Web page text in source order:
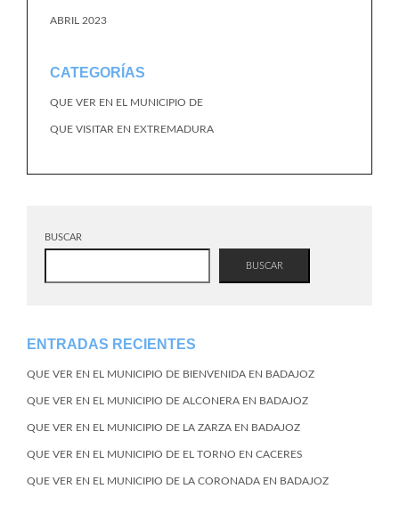
ABRIL 2023
CATEGORÍAS
QUE VER EN EL MUNICIPIO DE
QUE VISITAR EN EXTREMADURA
BUSCAR
BUSCAR
ENTRADAS RECIENTES
QUE VER EN EL MUNICIPIO DE BIENVENIDA EN BADAJOZ
QUE VER EN EL MUNICIPIO DE ALCONERA EN BADAJOZ
QUE VER EN EL MUNICIPIO DE LA ZARZA EN BADAJOZ
QUE VER EN EL MUNICIPIO DE EL TORNO EN CACERES
QUE VER EN EL MUNICIPIO DE LA CORONADA EN BADAJOZ